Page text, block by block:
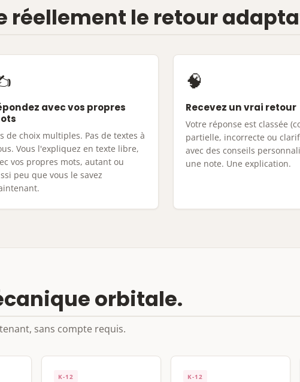
réellement le retour
avec vos propres
de choix multiples. Pas de textes à
Vous l'expliquez en texte libre,
vos propres mots, autant ou
peu que vous le savez
🧠
Recevez un vrai retour
Votre réponse est classée
partielle, incorrecte ou
avec des conseils
une note. Une explication.
orbitale.
sans compte requis.
K-12 K-12